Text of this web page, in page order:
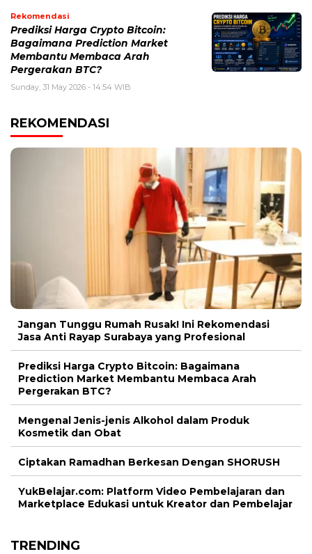
Rekomendasi
Prediksi Harga Crypto Bitcoin:
Bagaimana Prediction Market
Membantu Membaca Arah
Pergerakan BTC?
Sunday, 31 May 2026 - 14:54 WIB
REKOMENDASI
Jangan Tunggu Rumah Rusak! Ini Rekomendasi
Jasa Anti Rayap Surabaya yang Profesional
Prediksi Harga Crypto Bitcoin: Bagaimana
Prediction Market Membantu Membaca Arah
Pergerakan BTC?
Mengenal Jenis-jenis Alkohol dalam Produk
Kosmetik dan Obat
Ciptakan Ramadhan Berkesan Dengan SHORUSH
YukBelajar.com: Platform Video Pembelajaran dan
Marketplace Edukasi untuk Kreator dan Pembelajar
TRENDING